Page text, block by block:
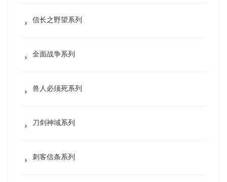
信长之野望系列
全面战争系列
兽人必须死系列
刀剑神域系列
刺客信条系列